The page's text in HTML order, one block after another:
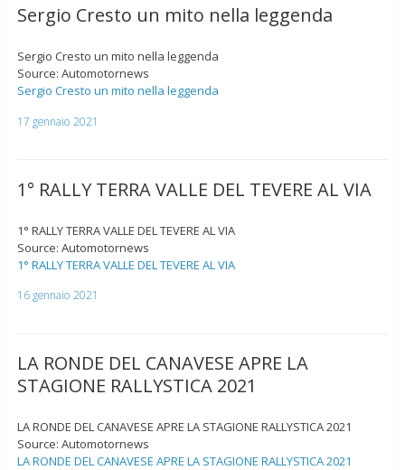
Sergio Cresto un mito nella leggenda
Sergio Cresto un mito nella leggenda
Source: Automotornews
Sergio Cresto un mito nella leggenda
17 gennaio 2021
1° RALLY TERRA VALLE DEL TEVERE AL VIA
1° RALLY TERRA VALLE DEL TEVERE AL VIA
Source: Automotornews
1° RALLY TERRA VALLE DEL TEVERE AL VIA
16 gennaio 2021
LA RONDE DEL CANAVESE APRE LA
STAGIONE RALLYSTICA 2021
LA RONDE DEL CANAVESE APRE LA STAGIONE RALLYSTICA 2021
Source: Automotornews
LA RONDE DEL CANAVESE APRE LA STAGIONE RALLYSTICA 2021